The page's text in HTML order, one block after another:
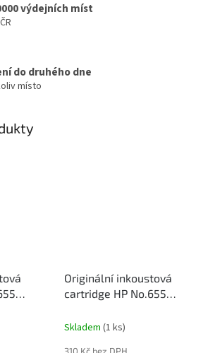
výdejních míst
do druhého dne
místo
Originální inkoustová
cartridge HP No.655
Skladem (1 ks)